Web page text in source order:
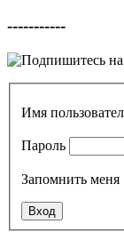
-----------
Имя
Пароль
Запомнить меня